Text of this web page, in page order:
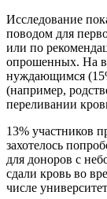
Исследование
поводом для
или по
опрошенных. На
нуждающимся
(например,
переливании
13% участников
захотелось
для доноров с
сдали кровь во
числе